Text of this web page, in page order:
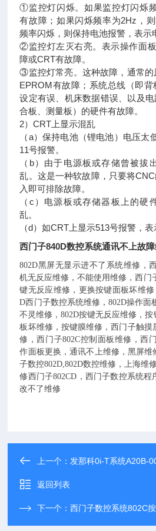
①监控灯闪烁。如果监控灯闪烁
有故障；如果闪烁频率为2Hz，
频率闪烁，则保持电池报警，表示
②监控灯左灭右亮。表示操作面
障或CRT有故障。
③监控灯常亮。这种故障，通常的
EPROM有故障；系统总线（即
设定有误、机床数据错误、以及
合板、测量板）的硬件有故障。
2）CRT上显示混乱
（a）保持电池（锂电池）电压太
11号报警。
（b）由于电源板或存储曾被拔
乱。这是一种软故障，只要将
入即可排除故障。
（c）电源板或存储器板上的硬
乱。
（d）如CRT上显示513号报警，
西门子840D数控系统通讯不上故
802D黑屏无显示进不了系统维修，
机无反应维修，不能使用维修，西门
键无反应维修，更换按键面板坏维修
D西门子数控系统维修，802D操作面
不灵维修，802D按键无反应维修，
板坏维修，按键膜维修，西门子触摸
修，西门子802C控制面板维修，西
作面板更换，通讯不上维修，黑屏维
子数控802D,802D数控维修，上海维
修西门子802CD，西门子数控系统
改不了维修
上一个： 发那科0i-T系统A20B-
返回列表
下一个：西门子数控系统802C